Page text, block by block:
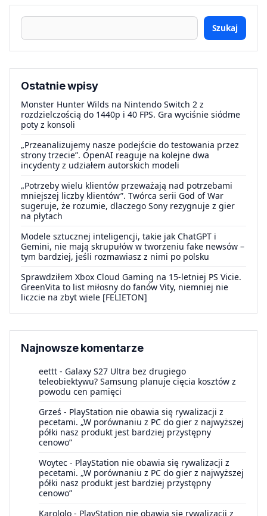
Szukaj
Ostatnie wpisy
Monster Hunter Wilds na Nintendo Switch 2 z
rozdzielczością do 1440p i 40 FPS. Gra wyciśnie siódme
poty z konsoli
„Przeanalizujemy nasze podejście do testowania przez
strony trzecie”. OpenAI reaguje na kolejne dwa
incydenty z udziałem autorskich modeli
„Potrzeby wielu klientów przeważają nad potrzebami
mniejszej liczby klientów”. Twórca serii God of War
sugeruje, że rozumie, dlaczego Sony rezygnuje z gier
na płytach
Modele sztucznej inteligencji, takie jak ChatGPT i
Gemini, nie mają skrupułów w tworzeniu fake newsów –
tym bardziej, jeśli rozmawiasz z nimi po polsku
Sprawdziłem Xbox Cloud Gaming na 15-letniej PS Vicie.
GreenVita to list miłosny do fanów Vity, niemniej nie
liczcie na zbyt wiele [FELIETON]
Najnowsze komentarze
eettt - Galaxy S27 Ultra bez drugiego
teleobiektywu? Samsung planuje cięcia kosztów z
powodu cen pamięci
Grześ - PlayStation nie obawia się rywalizacji z
pecetami. „W porównaniu z PC do gier z najwyższej
półki nasz produkt jest bardziej przystępny
cenowo”
Woytec - PlayStation nie obawia się rywalizacji z
pecetami. „W porównaniu z PC do gier z najwyższej
półki nasz produkt jest bardziej przystępny
cenowo”
Karololo - PlayStation nie obawia się rywalizacji z